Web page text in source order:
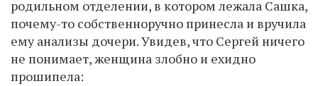
родильном отделении, в котором лежала Сашка,
почему-то собственноручно принесла и вручила
ему анализы дочери. Увидев, что Сергей ничего
не понимает, женщина злобно и ехидно
прошипела: